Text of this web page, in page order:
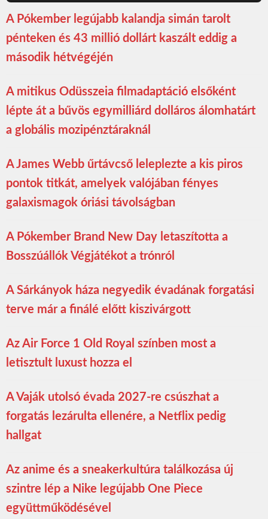
A Pókember legújabb kalandja simán tarolt
pénteken és 43 millió dollárt kaszált eddig a
második hétvégéjén
A mitikus Odüsszeia filmadaptáció elsőként
lépte át a bűvös egymilliárd dolláros álomhatárt
a globális mozipénztáraknál
A James Webb űrtávcső leleplezte a kis piros
pontok titkát, amelyek valójában fényes
galaxismagok óriási távolságban
A Pókember Brand New Day letaszította a
Bosszúállók Végjátékot a trónról
A Sárkányok háza negyedik évadának forgatási
terve már a finálé előtt kiszivárgott
Az Air Force 1 Old Royal színben most a
letisztult luxust hozza el
A Vaják utolsó évada 2027-re csúszhat a
forgatás lezárulta ellenére, a Netflix pedig
hallgat
Az anime és a sneakerkultúra találkozása új
szintre lép a Nike legújabb One Piece
együttműködésével